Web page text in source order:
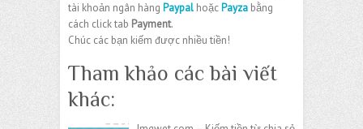
tài khoản ngân hàng Paypal hoặcPayza bằng
cách click tab Payment.
Chúc các bạn kiếm được nhiều tiền!
Tham khảo các bài viết
khác: